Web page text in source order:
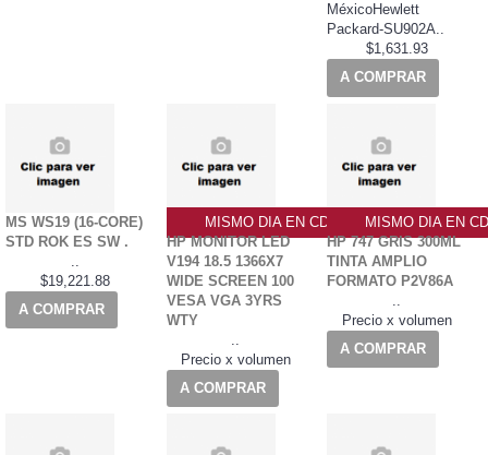
MéxicoHewlett
Packard-SU902A..
$1,631.93
A COMPRAR
MS WS19 (16-CORE)
STD ROK ES SW .
$19,221.88
A COMPRAR
MISMO DIA EN CDMX
HP MONITOR LED
V194 18.5 1366X7
WIDE SCREEN 100
VESA VGA 3YRS
WTY
Precio x volumen
A COMPRAR
MISMO DIA EN
HP 747 GRIS 300ML
TINTA AMPLIO
FORMATO P2V86A
Precio x volumen
A COMPRAR